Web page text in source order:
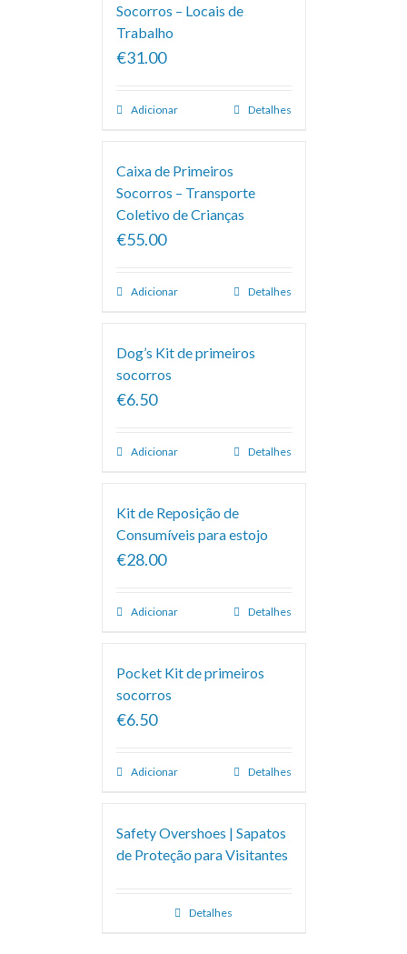
Socorros – Locais de
Trabalho
€31.00
Adicionar Detalhes
Caixa de Primeiros
Socorros – Transporte
Coletivo de Crianças
€55.00
Adicionar Detalhes
Dog’s Kit de primeiros
socorros
€6.50
Adicionar Detalhes
Kit de Reposição de
Consumíveis para estojo
€28.00
Adicionar Detalhes
Pocket Kit de primeiros
socorros
€6.50
Adicionar Detalhes
Safety Overshoes | Sapatos
de Proteção para Visitantes
Detalhes